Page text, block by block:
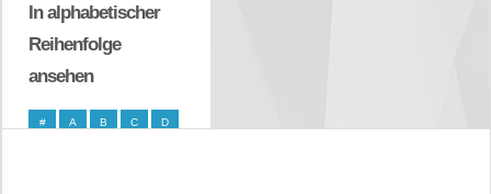
In alphabetischer
Reihenfolge
ansehen
# A B C D